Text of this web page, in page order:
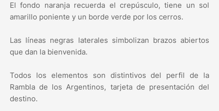
El fondo naranja recuerda el crepúsculo, tiene un sol
amarillo poniente y un borde verde por los cerros.
Las líneas negras laterales simbolizan brazos abiertos
que dan la bienvenida.
Todos los elementos son distintivos del perfil de la
Rambla de los Argentinos, tarjeta de presentación del
destino.